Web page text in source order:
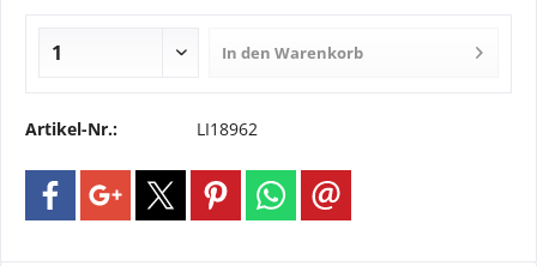
In den Warenkorb
Artikel-Nr.: LI18962